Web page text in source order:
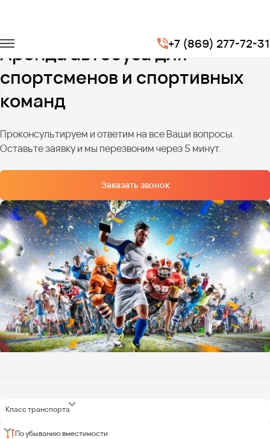
+7 (869) 277-72-31
Трансфер для спортсменов
Аренда автобуса для
спортсменов и спортивных
команд
Проконсультируем и ответим на все Ваши вопросы.
Оставьте заявку и мы перезвоним через 5 минут.
Заказать звонок
Класс транспорта
По убыванию вместимости